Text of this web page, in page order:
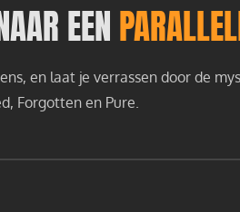
EEN
en laat je verrassen door de
Forgotten en Pure.